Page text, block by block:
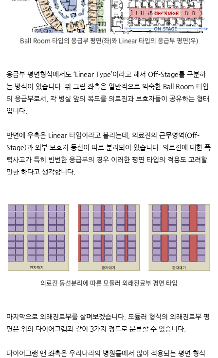
Ball Room 타입의 응급부 평면(좌)와 Linear 타입의 응급부 평면(우)
응급부 평면형식에서도 ‘Linear Type’이라고 해서 Off-Stage를 구분하
는 방식이 있습니다. 위 그림 좌측은 일반적으로 익숙한 Ball Room 타입
의 응급부로서, 각 병실 앞의 복도를 의료진과 보호자들이 공유하는 형태
입니다.
반면에 우측은 Linear 타입이라고 불리는데, 의료진의 근무영역(Off-
Stage)과 외부 보호자 동선이 따로 분리되어 있습니다. 의료진에 대한 폭
력사고가 특히 빈번한 응급부의 경우 이러한 평면 타입의 적용도 고려할
만한 하다고 생각합니다.
의료진 동선분리에 따른 모듈러 외래진료부 평면 타입
마지막으로 외래진료부를 살펴보겠습니다. 모듈러 형식의 외래진료부 평
면은 위의 다이어그램과 같이 3가지 정도로 분류할 수 있습니다.
다이어그램 맨 좌측은 우리나라의 병원들에서 많이 적용되는 평면 형식